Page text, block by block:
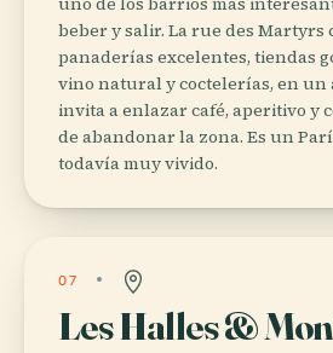
beber y salir. La rue des Martyrs
panaderías excelentes, tiendas
vino natural y coctelerías, en un
invita a enlazar café, aperitivo y
de abandonar la zona. Es un
todavía muy vivido.
07
Les Halles &